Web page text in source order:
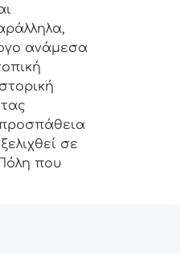
ανάμεσα
σε
που